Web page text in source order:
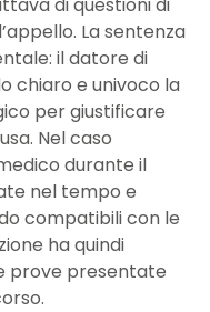
La sentenza
il datore di
chiaro e univoco la
per giustificare
Nel caso
durante il
nel tempo e
compatibili con le
ha quindi
prove presentate